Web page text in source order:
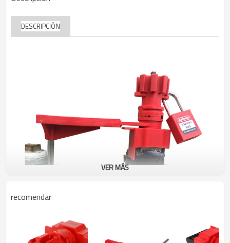
DESCRIPCIÓN
modelo:LUV02
Bloqueo de válvula universal con 1 brazo para válvulas de bola
VER MÁS
recomendar